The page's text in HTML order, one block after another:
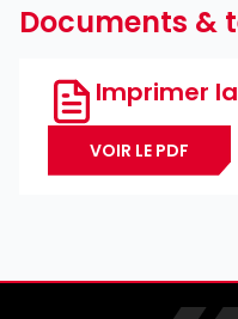
Documents &
Imprimer
VOIR LE PDF